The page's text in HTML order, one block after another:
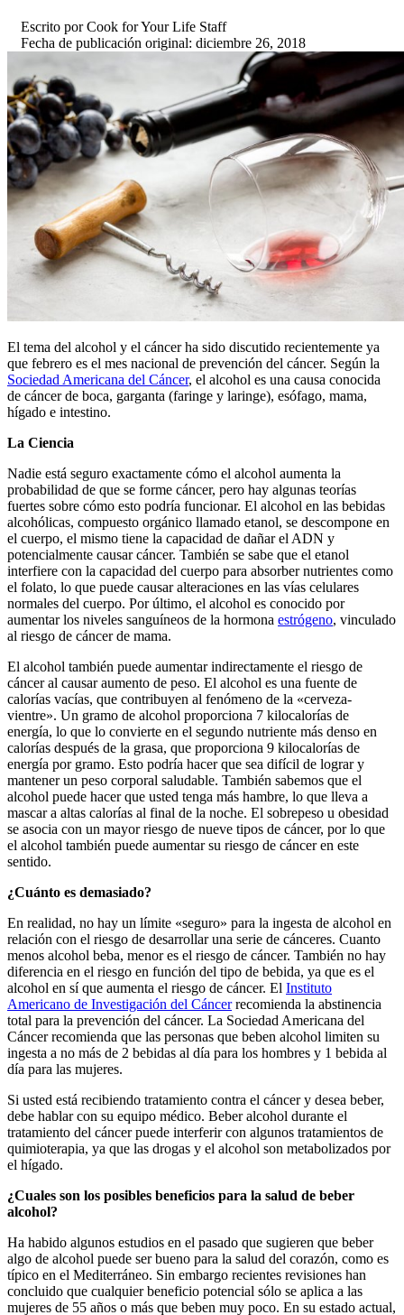
Escrito porCook for Your Life Staff
Fecha de publicación original: diciembre 26, 2018
El tema del alcohol y el cáncer ha sido discutido recientemente ya
que febrero es el mes nacional de prevención del cáncer. Según la
Sociedad Americana del Cáncer, el alcohol es una causa conocida
de cáncer de boca, garganta (faringe y laringe), esófago, mama,
hígado e intestino.
La Ciencia
Nadie está seguro exactamente cómo el alcohol aumenta la
probabilidad de que se forme cáncer, pero hay algunas teorías
fuertes sobre cómo esto podría funcionar. El alcohol en las bebidas
alcohólicas, compuesto orgánico llamado etanol, se descompone en
el cuerpo, el mismo tiene la capacidad de dañar el ADN y
potencialmente causar cáncer. También se sabe que el etanol
interfiere con la capacidad del cuerpo para absorber nutrientes como
el folato, lo que puede causar alteraciones en las vías celulares
normales del cuerpo. Por último, el alcohol es conocido por
aumentar los niveles sanguíneos de la hormona estrógeno, vinculado
al riesgo de cáncer de mama.
El alcohol también puede aumentar indirectamente el riesgo de
cáncer al causar aumento de peso. El alcohol es una fuente de
calorías vacías, que contribuyen al fenómeno de la «cerveza-
vientre». Un gramo de alcohol proporciona 7 kilocalorías de
energía, lo que lo convierte en el segundo nutriente más denso en
calorías después de la grasa, que proporciona 9 kilocalorías de
energía por gramo. Esto podría hacer que sea difícil de lograr y
mantener un peso corporal saludable. También sabemos que el
alcohol puede hacer que usted tenga más hambre, lo que lleva a
mascar a altas calorías al final de la noche. El sobrepeso u obesidad
se asocia con un mayor riesgo de nueve tipos de cáncer, por lo que
el alcohol también puede aumentar su riesgo de cáncer en este
sentido.
¿Cuánto es demasiado?
En realidad, no hay un límite «seguro» para la ingesta de alcohol en
relación con el riesgo de desarrollar una serie de cánceres. Cuanto
menos alcohol beba, menor es el riesgo de cáncer. También no hay
diferencia en el riesgo en función del tipo de bebida, ya que es el
alcohol en sí que aumenta el riesgo de cáncer. El Instituto
Americano de Investigación del Cáncerrecomienda la abstinencia
total para la prevención del cáncer. La Sociedad Americana del
Cáncer recomienda que las personas que beben alcohol limiten su
ingesta a no más de 2 bebidas al día para los hombres y 1 bebida al
día para las mujeres.
Si usted está recibiendo tratamiento contra el cáncer y desea beber,
debe hablar con su equipo médico. Beber alcohol durante el
tratamiento del cáncer puede interferir con algunos tratamientos de
quimioterapia, ya que las drogas y el alcohol son metabolizados por
el hígado.
¿Cuales son los posibles beneficios para la salud de beber
alcohol?
Ha habido algunos estudios en el pasado que sugieren que beber
algo de alcohol puede ser bueno para la salud del corazón, como es
típico en el Mediterráneo. Sin embargo recientes revisiones han
concluido que cualquier beneficio potencial sólo se aplica a las
mujeres de 55 años o más que beben muy poco. En su estado actual,